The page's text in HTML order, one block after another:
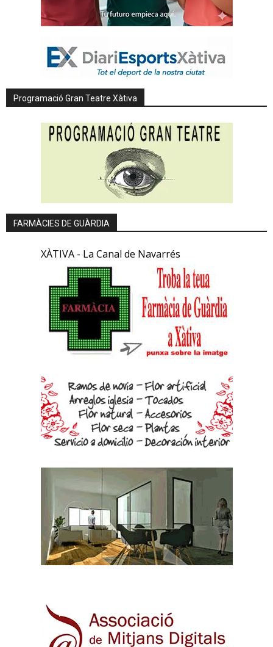
Programació Gran Teatre Xàtiva
FARMÀCIES DE GUÀRDIA
XÀTIVA - La Canal de Navarrés